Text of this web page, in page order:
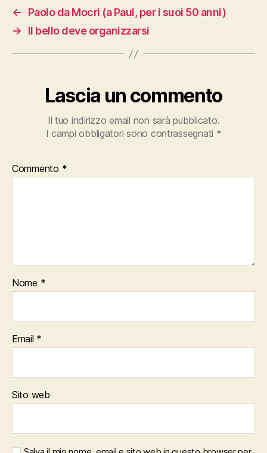
←
Paolo da Mocri (a Paul, per i suoi 50 anni)
→
Il bello deve organizzarsi
Lascia un commento
Il tuo indirizzo email non sarà pubblicato.
I campi obbligatori sono contrassegnati *
Commento *
Nome *
Email *
Sito web